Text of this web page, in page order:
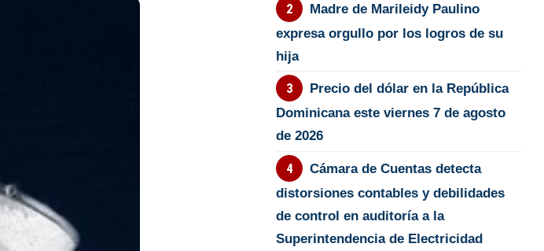
Madre de Marileidy Paulino
expresa orgullo por los logros de su
hija
Precio del dólar en la República
Dominicana este viernes 7 de agosto
de 2026
Cámara de Cuentas detecta
distorsiones contables y debilidades
de control en auditoría a la
Superintendencia de Electricidad